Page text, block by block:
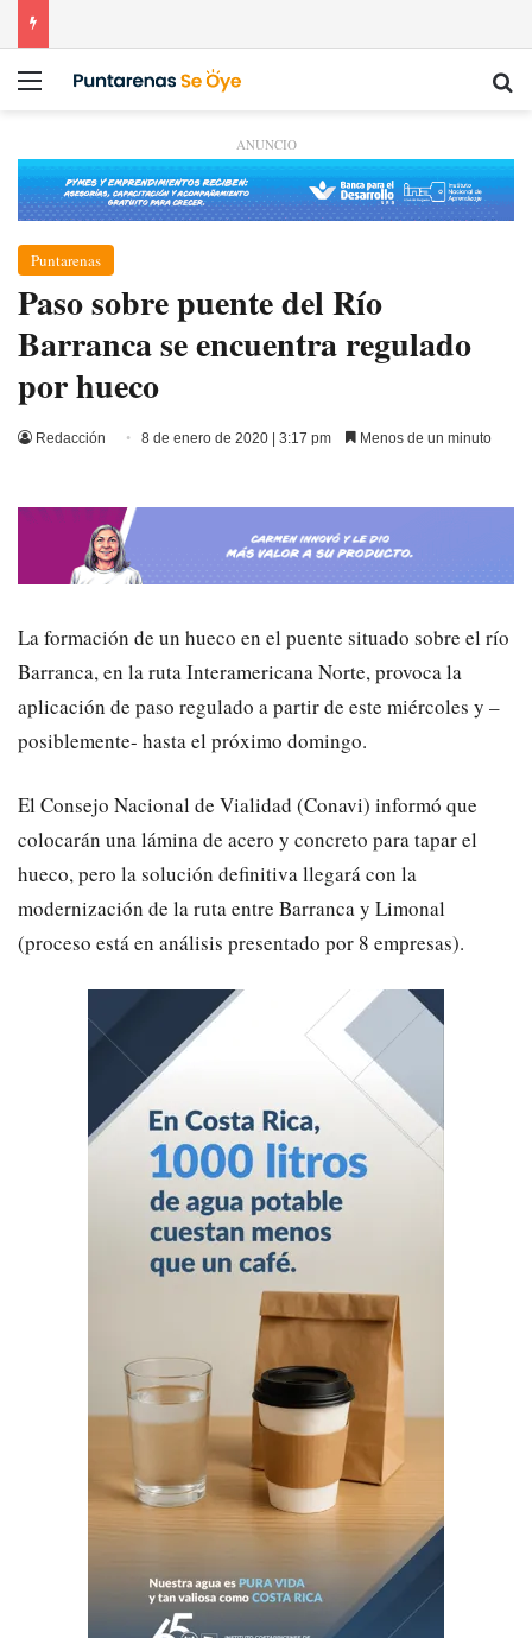
Menú
ANUNCIO
Puntarenas
Paso sobre puente del Río
Barranca se encuentra regulado
por hueco
Redacción 8 de enero de 2020 | 3:17 pm Menos de un minuto
La formación de un hueco en el puente situado sobre el río
Barranca, en la ruta Interamericana Norte, provoca la
aplicación de paso regulado a partir de este miércoles y –
posiblemente- hasta el próximo domingo.
El Consejo Nacional de Vialidad (Conavi) informó que
colocarán una lámina de acero y concreto para tapar el
hueco, pero la solución definitiva llegará con la
modernización de la ruta entre Barranca y Limonal
(proceso está en análisis presentado por 8 empresas).